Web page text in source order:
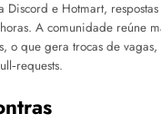
Discord e Hotmart,
A comunidade reúne
o que gera trocas de